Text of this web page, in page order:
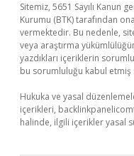
Sitemiz, 5651 Sayılı Kanun
Kurumu (BTK) tarafından
vermektedir. Bu nedenle,
veya araştırma
yazdıkları içeriklerin
bu sorumluluğu kabul etmiş
Hukuka ve yasal
içerikleri,
halinde, ilgili içerikler yasal